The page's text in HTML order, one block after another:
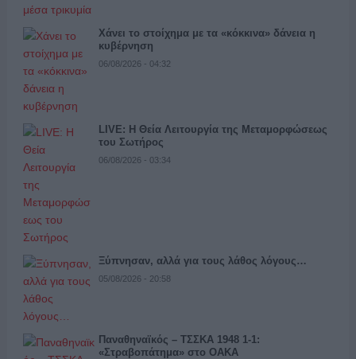
Χάνει το στοίχημα με τα «κόκκινα» δάνεια η
κυβέρνηση
06/08/2026 - 04:32
LIVE: Η Θεία Λειτουργία της Μεταμορφώσεως
του Σωτήρος
06/08/2026 - 03:34
Ξύπνησαν, αλλά για τους λάθος λόγους…
05/08/2026 - 20:58
Παναθηναϊκός – ΤΣΣΚΑ 1948 1-1:
«Στραβοπάτημα» στο ΟΑΚΑ